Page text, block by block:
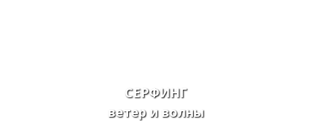
СЕРФИНГ
ветер и волны